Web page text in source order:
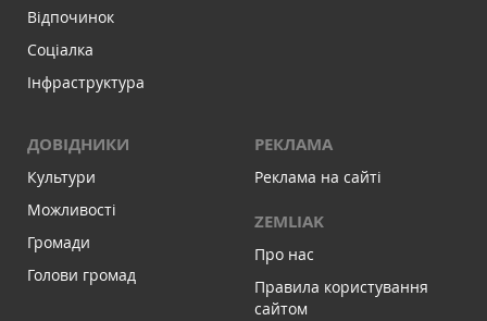
Відпочинок
Соціалка
Інфраструктура
ДОВІДНИКИ
Культури
Можливості
Громади
Голови громад
РЕКЛАМА
Реклама на сайті
ZEMLIAK
Про нас
Правила користування
сайтом